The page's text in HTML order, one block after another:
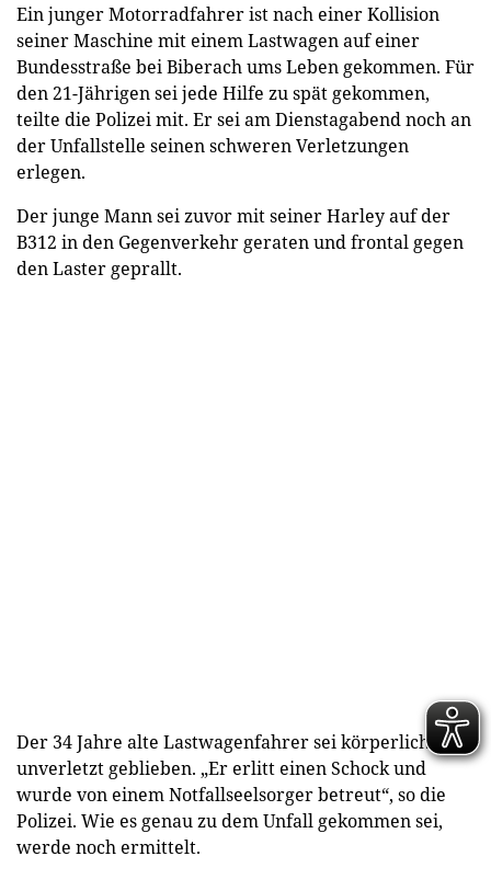
Ein junger Motorradfahrer ist nach einer Kollision
seiner Maschine mit einem Lastwagen auf einer
Bundesstraße bei Biberach ums Leben gekommen. Für
den 21-Jährigen sei jede Hilfe zu spät gekommen,
teilte die Polizei mit. Er sei am Dienstagabend noch an
der Unfallstelle seinen schweren Verletzungen
erlegen.
Der junge Mann sei zuvor mit seiner Harley auf der
B312 in den Gegenverkehr geraten und frontal gegen
den Laster geprallt.
Der 34 Jahre alte Lastwagenfahrer sei körperlich
unverletzt geblieben. „Er erlitt einen Schock und
wurde von einem Notfallseelsorger betreut“, so die
Polizei. Wie es genau zu dem Unfall gekommen sei,
werde noch ermittelt.